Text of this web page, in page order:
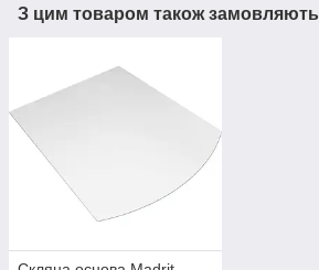
З цим товаром також замовляють